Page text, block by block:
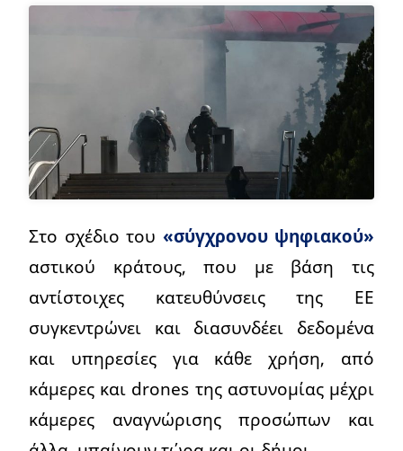
Στο σχέδιο του «σύγχρονου ψηφιακού»
αστικού κράτους, που με βάση τις
αντίστοιχες κατευθύνσεις της ΕΕ
συγκεντρώνει και διασυνδέει δεδομένα
και υπηρεσίες για κάθε χρήση, από
κάμερες και drones της αστυνομίας μέχρι
κάμερες αναγνώρισης προσώπων και